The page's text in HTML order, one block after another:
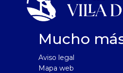
Mucho
Aviso legal
Mapa web